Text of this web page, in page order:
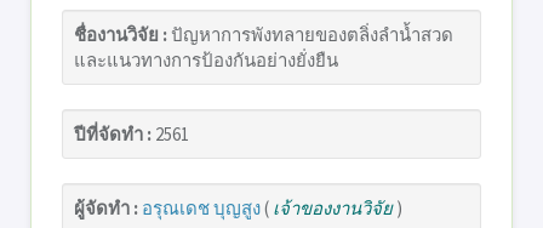
ชื่องานวิจัย :ปัญหาการพังทลายของตลิ่งลำน้ำสวด
และแนวทางการป้องกันอย่างยั่งยืน
ปีที่จัดทำ : 2561
ผู้จัดทำ : อรุณเดช บุญสูง( เจ้าของงานวิจัย)